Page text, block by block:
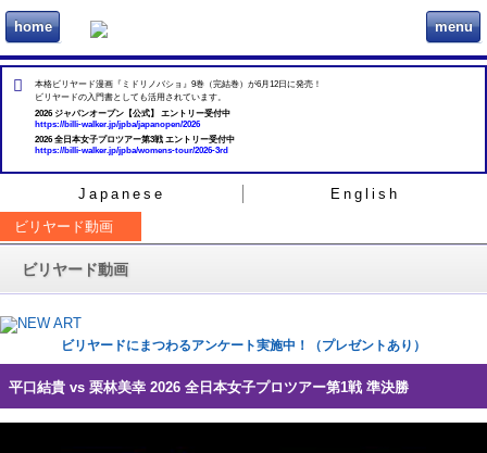
home ビリヲカ menu
本格ビリヤード漫画『ミドリノバショ』9巻（完結巻）が6月12日に発売！
ビリヤードの入門書としても活用されています。
2026 ジャパンオープン【公式】 エントリー受付中
https://billi-walker.jp/jpba/japanopen/2026
2026 全日本女子プロツアー第3戦 エントリー受付中
https://billi-walker.jp/jpba/womens-tour/2026-3rd
Japanese
English
ビリヤード動画
ビリヤード動画
ビリヤードにまつわるアンケート実施中！（プレゼントあり）
平口結貴 vs 栗林美幸 2026 全日本女子プロツアー第1戦 準決勝